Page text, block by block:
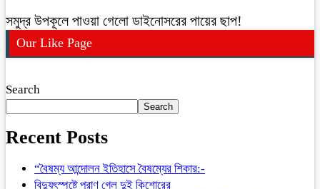
সমুদ্র উপকূলে পাওয়া গেলো ডাইনোসরের পায়ের ছাপ!
Our Like Page
Search
Search
Recent Posts
“বৈষম্য আন্দোলন ইতিহাসে বৈষম্যের শিকার:-
বিদ্যুৎস্পৃষ্টে প্রাণ গেল দুই কিশোরের